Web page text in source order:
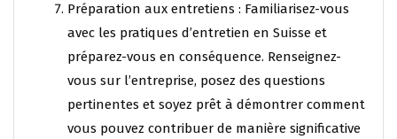
Préparation aux entretiens : Familiarisez-vous
avec les pratiques d’entretien en Suisse et
préparez-vous en conséquence. Renseignez-
vous sur l’entreprise, posez des questions
pertinentes et soyez prêt à démontrer comment
vous pouvez contribuer de manière significative